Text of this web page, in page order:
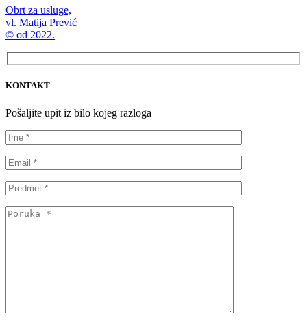
Obrt za usluge,
vl. Matija Prević
© od 2022.
KONTAKT
Pošaljite upit iz bilo kojeg razloga